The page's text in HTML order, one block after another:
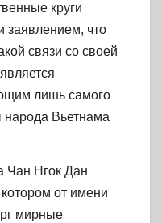
круги
заявлением, что
связи со своей
лишь самого
народа Вьетнама
Чан Нгок Дан
от имени
мирные